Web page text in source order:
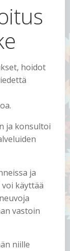
hoidot
ja konsultoi
ja
käyttää
vastoin
niille